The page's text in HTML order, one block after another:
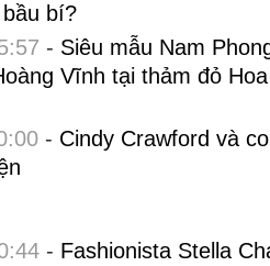
bí?
- Siêu mẫu Nam
Vĩnh tại thảm đỏ
- Cindy Crawford và
- Fashionista Stella